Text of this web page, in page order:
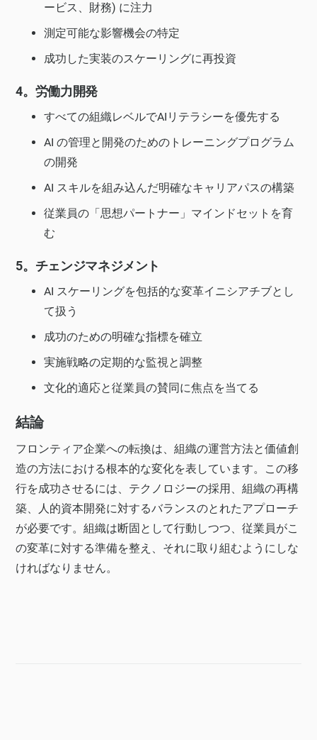
ービス、財務) に注力
測定可能な影響機会の特定
成功した実装のスケーリングに再投資
4。労働力開発
すべての組織レベルでAIリテラシーを優先する
AI の管理と開発のためのトレーニングプログラム
の開発
AI スキルを組み込んだ明確なキャリアパスの構築
従業員の「思想パートナー」マインドセットを育
む
5。チェンジマネジメント
AI スケーリングを包括的な変革イニシアチブとし
て扱う
成功のための明確な指標を確立
実施戦略の定期的な監視と調整
文化的適応と従業員の賛同に焦点を当てる
結論
フロンティア企業への転換は、組織の運営方法と価値創
造の方法における根本的な変化を表しています。この移
行を成功させるには、テクノロジーの採用、組織の再構
築、人的資本開発に対するバランスのとれたアプローチ
が必要です。組織は断固として行動しつつ、従業員がこ
の変革に対する準備を整え、それに取り組むようにしな
ければなりません。